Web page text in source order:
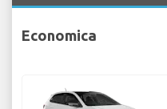
Economica